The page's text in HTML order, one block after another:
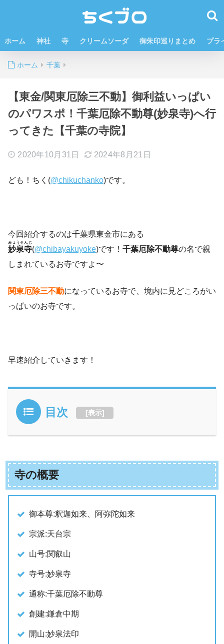
ホーム 神社 寺 クリームソーダ 御朱印巡りまとめ プラ
ホーム 千葉
【東金/関東厄除三不動】御利益いっぱい
のパワスポ！千葉厄除不動尊(妙泉寺)へ行
ってきた【千葉の寺院】
2020年10月31日 2024年8月21日
ども！ちく(@chikuchanko)です。
今回紹介するのは千葉県東金市にある
妙泉寺
みょうせんじ
(@chibayakuyoke)です！ 千葉厄除不動尊の名で親
しまれているお寺ですよ〜
関東厄除三不動になっているお寺で、境内に見どころがい
っぱいのお寺です。
早速紹介していきます！
目次 [表示]
寺の概要
御本尊:釈迦如来、阿弥陀如来
宗派:天台宗
山号:関叡山
寺号:妙泉寺
通称:千葉厄除不動尊
創建:鎌倉中期
開山:妙泉法印